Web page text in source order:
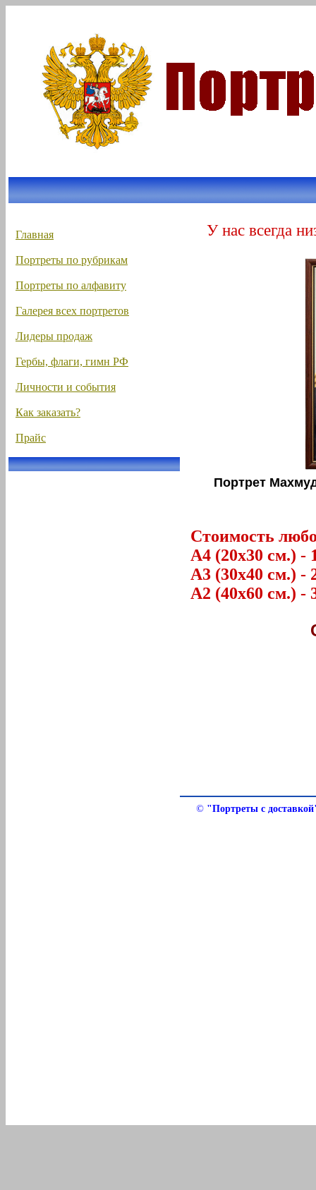
Главная
Портреты по рубрикам
Портреты по алфавиту
Галерея всех портретов
Лидеры продаж
Гербы, флаги, гимн РФ
Личности и события
Как заказать?
Прайс
У нас всегда
Портрет
Стоимость
А4 (20х30 см.) -
А3 (30х40 см.) -
А2 (40х60 см.) -
© "Портреты с